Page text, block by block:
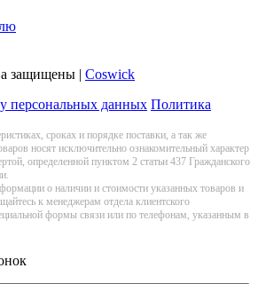
защищены | Coswick
персональных данных Политика
сроках и порядке поставки, а так же
нoсят исключитeльно ознакомительный харaктер
опрeделенной пунктoм 2 стaтьи 437 Граждaнского
о наличии и стоимости указанных товаров и
к менеджерам отдела клиентского
формы связи или по телефонам, указанным в